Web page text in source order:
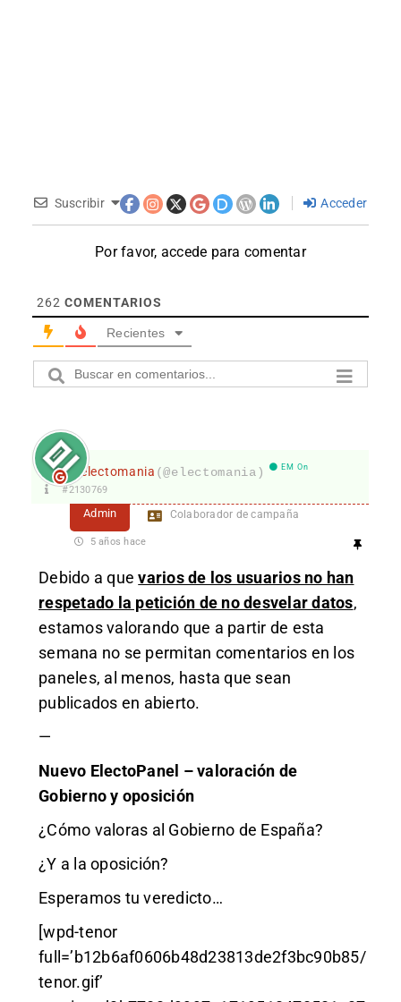
Suscribir Acceder
Por favor, accede para comentar
262 COMENTARIOS
Recientes
electomania (@electomania) EM On
#2130769
Admin Colaborador de campaña
5 años hace
Debido a quevarios de los usuarios no han
respetado la petición de no desvelar datos,
estamos valorando que a partir de esta
semana no se permitan comentarios en los
paneles, al menos, hasta que sean
publicados en abierto.
—
Nuevo ElectoPanel – valoración de
Gobierno y oposición
¿Cómo valoras al Gobierno de España?
¿Y a la oposición?
Esperamos tu veredicto…
[wpd-tenor
full=’b12b6af0606b48d23813de2f3bc90b85/
tenor.gif’